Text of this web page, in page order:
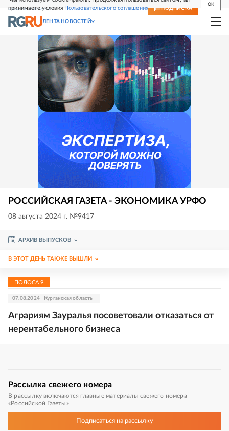
принимаете условия Пользовательского соглашения
OK
СВЕЖИЙ НОМЕР ПОДПИСКА
ЛЕНТА НОВОСТЕЙ
РОССИЙСКАЯ ГАЗЕТА - ЭКОНОМИКА УРФО
08 августа 2024 г. №9417
АРХИВ ВЫПУСКОВ
В ЭТОТ ДЕНЬ ТАКЖЕ ВЫШЛИ
ПОЛОСА 9
07.08.2024 Курганская область
Аграриям Зауралья посоветовали отказаться от
нерентабельного бизнеса
Рассылка свежего номера
В рассылку включаются главные материалы свежего номера
«Российской Газеты»
Подписатьсяна рассылку